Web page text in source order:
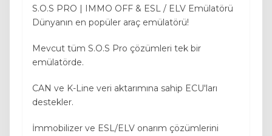
S.O.S PRO | IMMO OFF & ESL / ELV Emülatörü
Dünyanın en popüler araç emülatörü!
Mevcut tüm S.O.S Pro çözümleri tek bir
emülatörde.
CAN ve K-Line veri aktarımına sahip ECU'ları
destekler.
İmmobilizer ve ESL/ELV onarım çözümlerini